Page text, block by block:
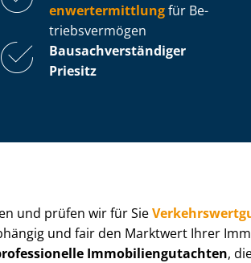
en­wert­ermitt­lungfür Be­
triebs­ver­mö­gen
Bau­sach­ver­stän­di­ger
Priesitz
und prüfen wir für Sie
und fair den Marktwert Ihrer
Im­mo­bi­li­en­gut­ach­ten,